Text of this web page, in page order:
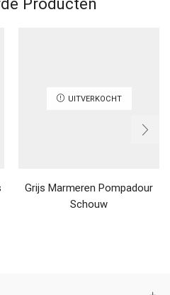
UITVERKOCHT
Grijs Marmeren Pompadour
Schouw